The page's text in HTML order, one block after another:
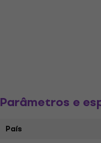
Parâmetros e
País